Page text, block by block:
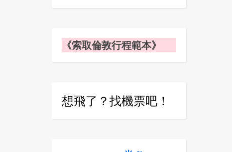
《索取倫敦行程範本》
想飛了？找機票吧！